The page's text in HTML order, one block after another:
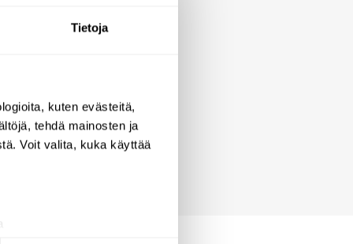
Tietoja
kuten evästeitä,
tehdä mainosten ja
Voit valita, kuka käyttää
johtava julkisten tilojen
sekä
tiloihin, oli kyseessä sitten